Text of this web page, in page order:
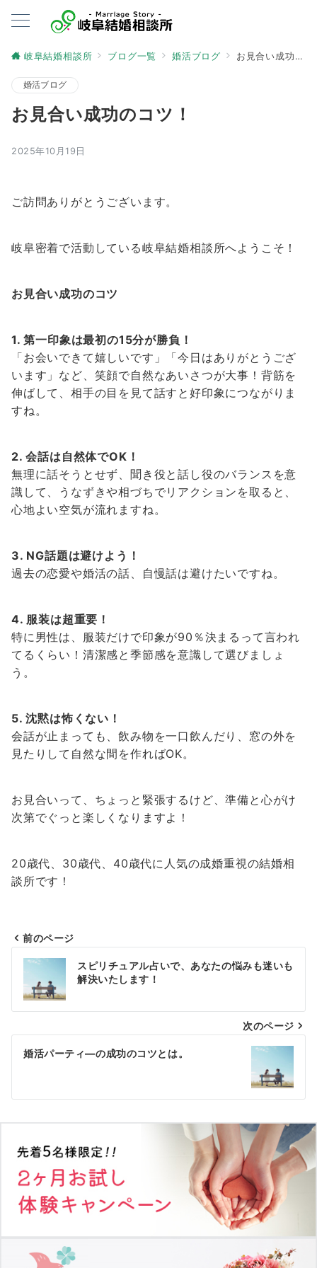
岐阜結婚相談所 ブログ一覧 婚活ブログ お見合い成功のコツ！
婚活ブログ
お見合い成功のコツ！
2025年10月19日
ご訪問ありがとうございます。
岐阜密着で活動している岐阜結婚相談所へようこそ！
お見合い成功のコツ
1.第一印象は最初の15分が勝負！
「お会いできて嬉しいです」「今日はありがとうござ
います」など、笑顔で自然なあいさつが大事！背筋を
伸ばして、相手の目を見て話すと好印象につながりま
すね。
2.会話は自然体でOK！
無理に話そうとせず、聞き役と話し役のバランスを意
識して、うなずきや相づちでリアクションを取ると、
心地よい空気が流れますね。
3. NG話題は避けよう！
過去の恋愛や婚活の話、自慢話は避けたいですね。
4. 服装は超重要！
特に男性は、服装だけで印象が90％決まるって言われ
てるくらい！清潔感と季節感を意識して選びましょ
う。
5.沈黙は怖くない！
会話が止まっても、飲み物を一口飲んだり、窓の外を
見たりして自然な間を作ればOK。
お見合いって、ちょっと緊張するけど、準備と心がけ
次第でぐっと楽しくなりますよ！
20歳代、30歳代、40歳代に人気の成婚重視の結婚相
談所です！
投
稿
ナ
ビ
ゲ
シ
ョ
ン
前のページ
スピリチュアル占いで、あなたの悩みも迷いも
解決いたします！
次のページ
婚活パーティ―の成功のコツとは。